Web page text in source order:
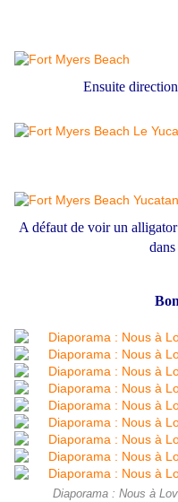
Ensuite
A défaut de voir un
Diaporama : Nous à